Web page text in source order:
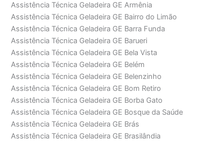
Assistência Técnica Geladeira GE Armênia
Assistência Técnica Geladeira GE Bairro do Limão
Assistência Técnica Geladeira GE Barra Funda
Assistência Técnica Geladeira GE Barueri
Assistência Técnica Geladeira GE Bela Vista
Assistência Técnica Geladeira GE Belém
Assistência Técnica Geladeira GE Belenzinho
Assistência Técnica Geladeira GE Bom Retiro
Assistência Técnica Geladeira GE Borba Gato
Assistência Técnica Geladeira GE Bosque da Saúde
Assistência Técnica Geladeira GE Brás
Assistência Técnica Geladeira GE Brasilândia